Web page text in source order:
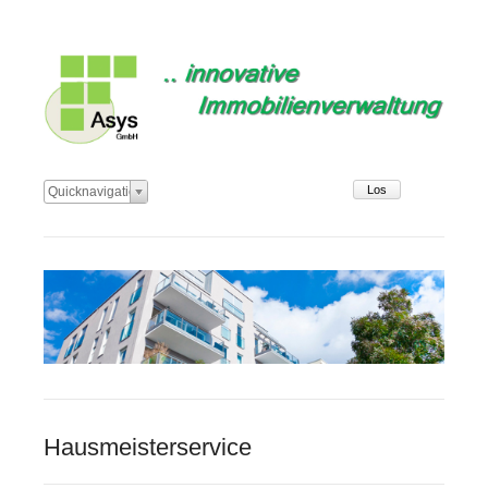
Zielseite
Quicknavigation
Hausmeisterservice